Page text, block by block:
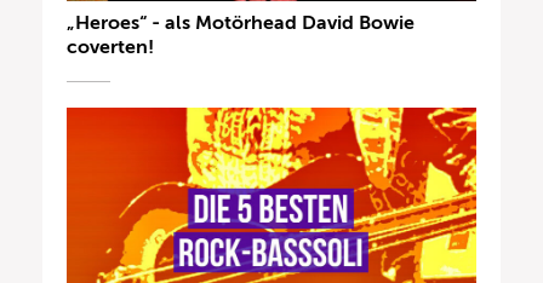
„Heroes“ - als Motörhead David Bowie
coverten!